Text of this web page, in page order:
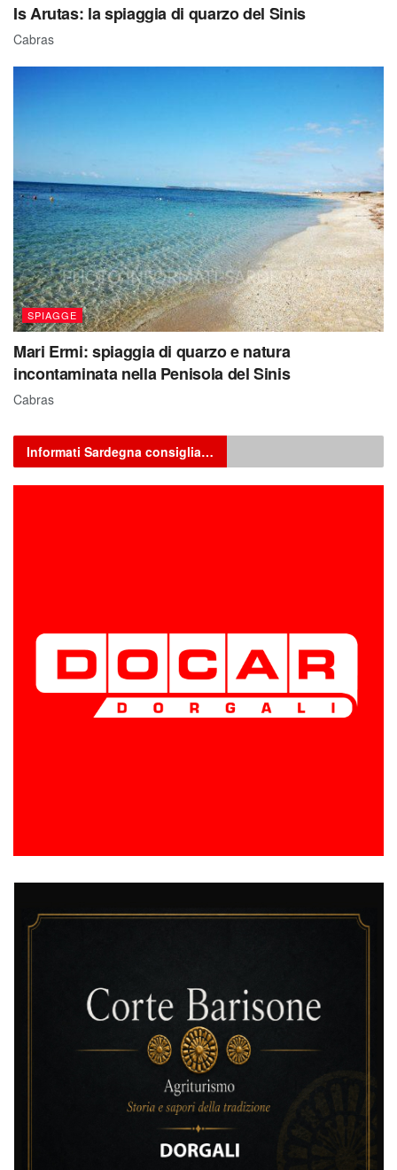
Is Arutas: la spiaggia di quarzo del Sinis
Cabras
SPIAGGE
Mari Ermi: spiaggia di quarzo e natura
incontaminata nella Penisola del Sinis
Cabras
Informati Sardegna consiglia…